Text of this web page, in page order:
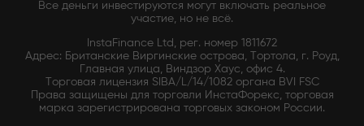
Все деньги инвестируются могут включать реальное
участие, но не всё.
InstaFinance Ltd, рег. номер 1811672
Адрес: Британские Виргинские острова, Тортола, г. Роуд,
Главная улица, Виндзор Хаус, офис 4.
Торговая лицензия SIBA/L/14/1082 органа BVI FSC
Права защищены для торговли ИнстаФорекс, торговая
марка зарегистрирована торговых законом России.